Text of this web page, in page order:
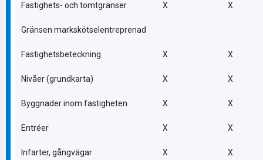
Fastighets- och tomtgränser X X
Gränsen markskötselentreprenad
Fastighetsbeteckning X X
Nivåer (grundkarta) X X
Byggnader inom fastigheten X X
Entréer X X
Infarter, gångvägar X X